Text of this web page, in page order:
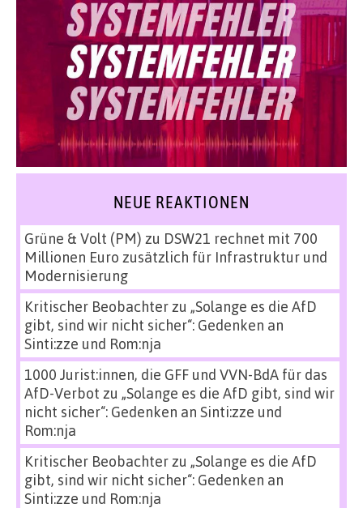
NEUE REAKTIONEN
Grüne & Volt (PM) zu DSW21 rechnet mit 700
Millionen Euro zusätzlich für Infrastruktur und
Modernisierung
Kritischer Beobachterzu „Solange es die AfD
gibt, sind wir nicht sicher“: Gedenken an
Sinti:zze und Rom:nja
1000 Jurist:innen, die GFF und VVN-BdA für das
AfD-Verbot zu „Solange es die AfD gibt, sind wir
nicht sicher“: Gedenken an Sinti:zze und
Rom:nja
Kritischer Beobachterzu „Solange es die AfD
gibt, sind wir nicht sicher“: Gedenken an
Sinti:zze und Rom:nja